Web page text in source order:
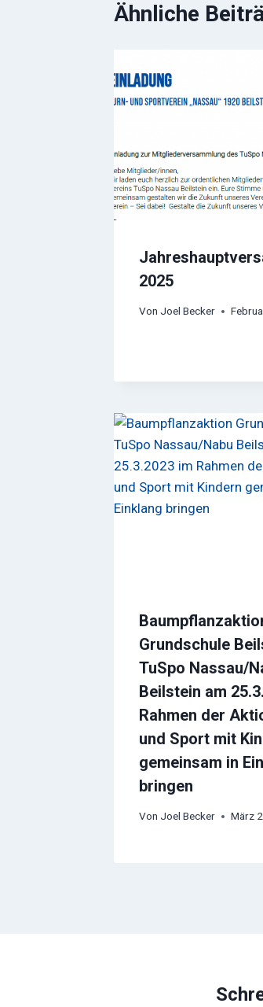
Ähnliche
2025
Von Joel Becker
Grundschule
TuSpo Nassau/
Beilstein am
Rahmen der
und Sport mit
gemeinsam in
bringen
Von Joel Becker März